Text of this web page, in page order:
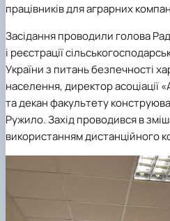
працівників для аграрних
Засідання проводили голова
і реєстрації
України з питань безпечності
населення,директор асоціації
тадекан факультету
Ружило.Захід проводився в
використанням дистанційного